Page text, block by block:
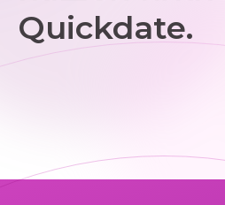
Quickdate.